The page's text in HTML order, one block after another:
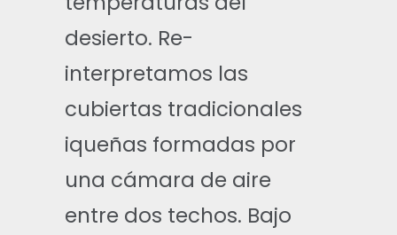
desierto. Re-
interpretamos las
cubiertas tradicionales
iqueñas formadas por
una cámara de aire
entre dos techos. Bajo